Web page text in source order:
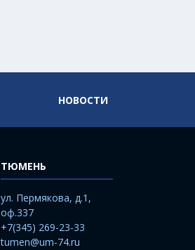
НОВОСТИ
ТЮМЕНЬ
ул. Пермякова, д.1,
оф.337
+7(345) 269-23-33
tumen@um-74.ru